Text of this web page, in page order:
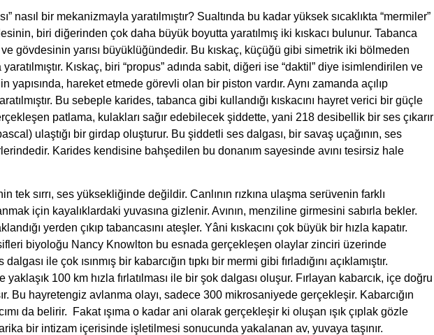
nasıl bir mekanizmayla yaratılmıştır? Sualtında bu kadar yüksek sıcaklıkta “mermiler”
biri diğerinden çok daha büyük boyutta yaratılmış iki kıskacı bulunur. Tabanca
gövdesinin yarısı büyüklüğündedir. Bu kıskaç, küçüğü gibi simetrik iki bölmeden
Kıskaç, biri “propus” adında sabit, diğeri ise “daktil” diye isimlendirilen ve
yapısında, hareket etmede görevli olan bir piston vardır. Aynı zamanda açılıp
Bu sebeple karides, tabanca gibi kullandığı kıskacını hayret verici bir güçle
patlama, kulakları sağır edebilecek şiddette, yani 218 desibellik bir ses çıkarır
ulaştığı bir girdap oluşturur. Bu şiddetli ses dalgası, bir savaş uçağının, ses
Karides kendisine bahşedilen bu donanım sayesinde avını tesirsiz hale
sırrı, ses yüksekliğinde değildir. Canlının rızkına ulaşma serüvenin farklı
için kayalıklardaki yuvasına gizlenir. Avının, menziline girmesini sabırla bekler.
yerden çıkıp tabancasını ateşler. Yâni kıskacını çok büyük bir hızla kapatır.
biyoloğu Nancy Knowlton bu esnada gerçekleşen olaylar zinciri üzerinde
ile çok ısınmış bir kabarcığın tıpkı bir mermi gibi fırladığını açıklamıştır.
100 km hızla fırlatılması ile bir şok dalgası oluşur. Fırlayan kabarcık, içe doğru
Bu hayretengiz avlanma olayı, sadece 300 mikrosaniyede gerçekleşir. Kabarcığın
da belirir. Fakat ışıma o kadar ani olarak gerçekleşir ki oluşan ışık çıplak gözle
bir intizam içerisinde işletilmesi sonucunda yakalanan av, yuvaya taşınır.